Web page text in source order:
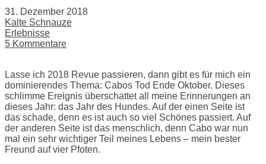
31. Dezember 2018
Kalte Schnauze
Erlebnisse
5 Kommentare
Lasse ich 2018 Revue passieren, dann gibt es für mich ein
dominierendes Thema: Cabos Tod Ende Oktober. Dieses
schlimme Ereignis überschattet all meine Erinnerungen an
dieses Jahr: das Jahr des Hundes. Auf der einen Seite ist
das schade, denn es ist auch so viel Schönes passiert. Auf
der anderen Seite ist das menschlich, denn Cabo war nun
mal ein sehr wichtiger Teil meines Lebens – mein bester
Freund auf vier Pfoten.